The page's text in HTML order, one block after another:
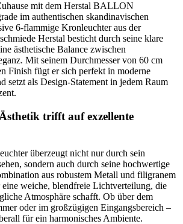
mit dem Herstal BALLON
im authentischen skandinavischen
6-flammige Kronleuchter aus der
Herstal besticht durch seine klare
ästhetische Balance zwischen
Mit seinem Durchmesser von 60 cm
Finish fügt er sich perfekt in moderne
setzt als Design-Statement in jedem Raum
trifft auf exzellente
überzeugt nicht nur durch sein
sondern auch durch seine hochwertige
aus robustem Metall und filigranem
weiche, blendfreie Lichtverteilung, die
Atmosphäre schafft. Ob über dem
oder im großzügigen Eingangsbereich –
für ein harmonisches Ambiente.